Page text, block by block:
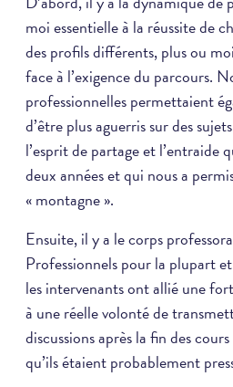
moi essentielle à la réussite de
des profils différents, plus ou
face à l’exigence du parcours.
professionnelles permettaient
d’être plus aguerris sur des
l’esprit de partage et l’entraide
deux années et qui nous a
« montagne ».
Ensuite, il y a le corps
Professionnels pour la plupart
les intervenants ont allié une
à une réelle volonté de
discussions après la fin des
qu’ils étaient probablement